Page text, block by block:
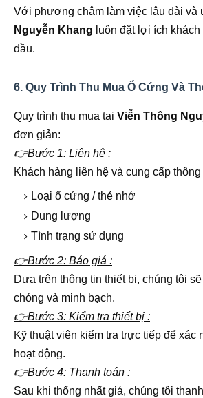
Với phương châm làm việc lâu dài và
Nguyễn Khang luôn đặt lợi ích
đầu.
6. Quy Trình Thu Mua Ổ Cứng Và
Quy trình thu mua tại Viễn Thông
đơn giản:
👉Bước 1: Liên hệ :
Khách hàng liên hệ và cung cấp
Loại ổ cứng / thẻ nhớ
Dung lượng
Tình trạng sử dụng
👉Bước 2: Báo giá :
Dựa trên thông tin thiết bị, chúng tôi
chóng và minh bạch.
👉Bước 3: Kiểm tra thiết bị :
Kỹ thuật viên kiểm tra trực tiếp để xác
hoạt động.
👉Bước 4: Thanh toán :
Sau khi thống nhất giá, chúng tôi